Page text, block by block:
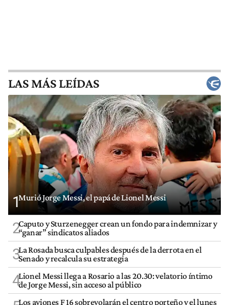
LAS MÁS LEÍDAS
1Murió Jorge Messi, el papá de Lionel Messi
2Caputo y Sturzenegger crean un fondo para indemnizar y
“ganar” sindicatos aliados
3La Rosada busca culpables después de la derrota en el
Senado y recalcula su estrategia
4Lionel Messi llega a Rosario a las 20.30: velatorio íntimo
de Jorge Messi, sin acceso al público
Los aviones F 16 sobrevolarán el centro porteño y el lunes